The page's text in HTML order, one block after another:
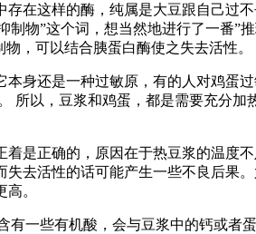
在这样的酶，纯属是大豆跟自己过
制物”这个词，想当然地进行了一番”
，可以结合胰蛋白酶使之失去活性。
身还是一种过敏原，有的人对鸡蛋过
所以，豆浆和鸡蛋，都是需要充分加
正确的，原因在于热豆浆的温度不
去活性的话可能产生一些不良后果。
。
一些有机酸，会与豆浆中的钙或者